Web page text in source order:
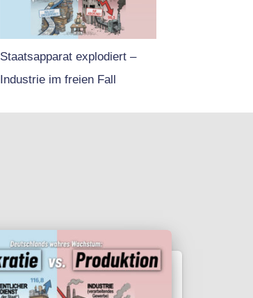
Staatsapparat explodiert –
Industrie im freien Fall